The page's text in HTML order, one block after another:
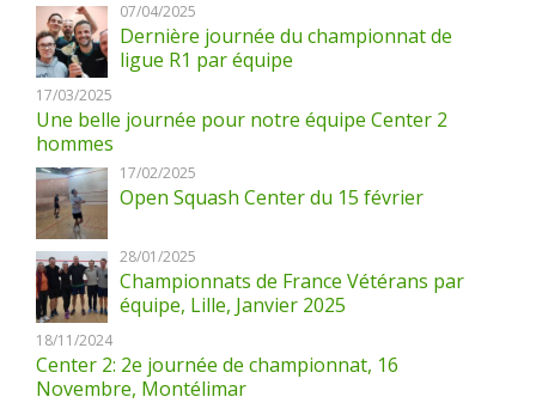
07/04/2025
Dernière journée du championnat de
ligue R1 par équipe
17/03/2025
Une belle journée pour notre équipe Center 2
hommes
17/02/2025
Open Squash Center du 15 février
28/01/2025
Championnats de France Vétérans par
équipe, Lille, Janvier 2025
18/11/2024
Center 2: 2e journée de championnat, 16
Novembre, Montélimar